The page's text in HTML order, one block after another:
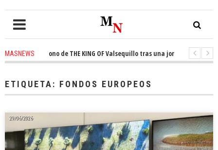
MASNEWS
trono de THE KING OF Valsequillo tras una jornada de baloncesto
ETIQUETA: FONDOS EUROPEOS
29/06/2026